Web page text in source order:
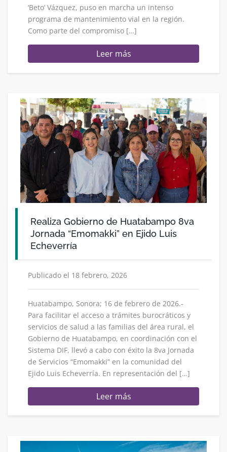
‘Beto’ Vázquez, puso en marcha un intenso
programa de mantenimiento vial en la región.
Como parte del compromiso […]
Leer más
Realiza Gobierno de Huatabampo 8va
Jornada “Emomakki” en Ejido Luis
Echeverría
Publicado el 18 febrero, 2026
Huatabampo, Sonora; 16 de febrero de 2026.-
Para facilitar el acceso a trámites burocráticos y
servicios de salud a las familias del área rural, el
Gobierno de Huatabampo, en coordinación con el
Sistema DIF, llevó a cabo con éxito la 8va Jornada
de Servicios “Emomakki” en la comunidad del
Ejido Luis Echeverría. En representación del […]
Leer más